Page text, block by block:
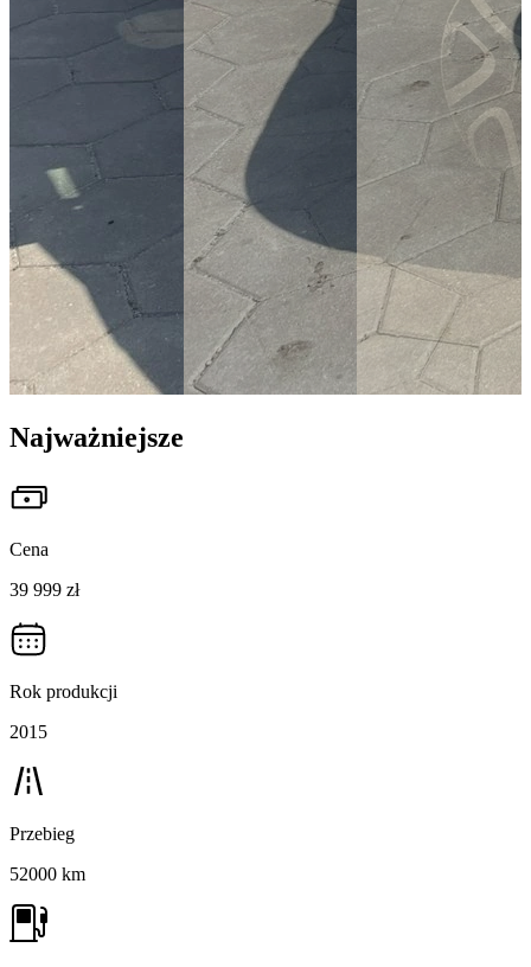
Najważniejsze
Cena
39 999 zł
Rok produkcji
2015
Przebieg
52000 km